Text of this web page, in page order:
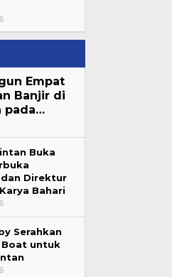
Empat
Banjir di
pada…
Buka
Direktur
Bahari
Serahkan
Boat untuk